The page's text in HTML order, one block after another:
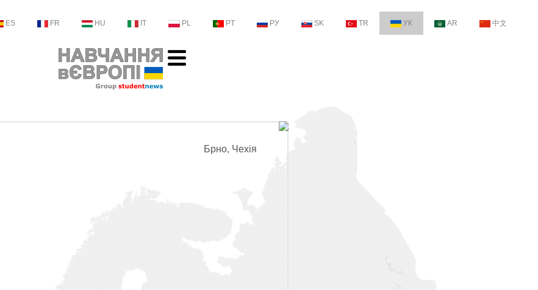
ES FR HU IT PL PT РУ SK TR УК AR 中文
Брно, Чехія